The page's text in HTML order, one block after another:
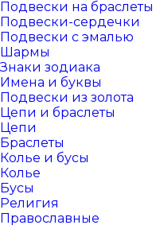
Подвески на браслеты
Подвески-сердечки
Подвески с эмалью
Шармы
Знаки зодиака
Имена и буквы
Подвески из золота
Цепи и браслеты
Цепи
Браслеты
Колье и бусы
Колье
Бусы
Религия
Православные